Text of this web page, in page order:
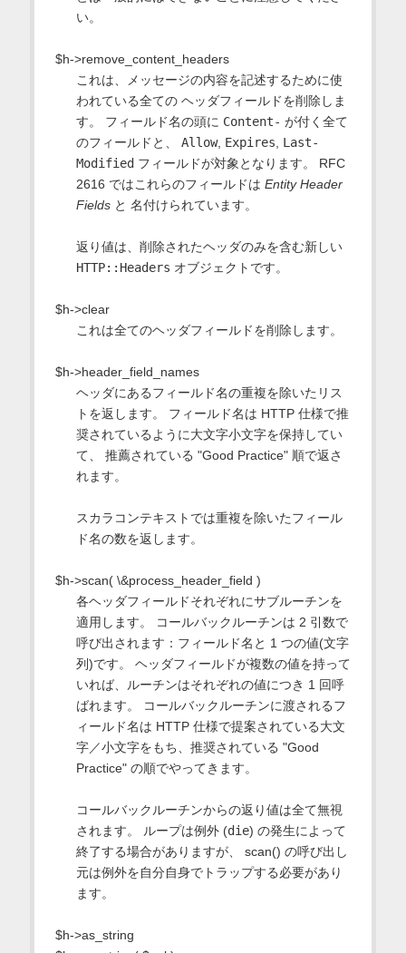
い。
$h->remove_content_headers
これは、メッセージの内容を記述するために使
われている全ての ヘッダフィールドを削除しま
す。 フィールド名の頭に Content- が付く全て
のフィールドと、 Allow, Expires
Last-
Modifiedフィールドが対象となります。 RFC
2616 ではこれらのフィールドは Entity Header
Fieldsと 名付けられています。
返り値は、削除されたヘッダのみを含む新しい
HTTP::Headers オブジェクトです。
$h->clear
これは全てのヘッダフィールドを削除します。
$h->header_field_names
ヘッダにあるフィールド名の重複を除いたリス
トを返します。 フィールド名は HTTP 仕様で推
奨されているように大文字小文字を保持してい
て、 推薦されている "Good Practice" 順で返さ
れます。
スカラコンテキストでは重複を除いたフィール
ド名の数を返します。
$h->scan( \&process_header_field )
各ヘッダフィールドそれぞれにサブルーチンを
適用します。 コールバックルーチンは 2 引数で
呼び出されます：フィールド名と 1 つの値(文字
列)です。 ヘッダフィールドが複数の値を持って
いれば、ルーチンはそれぞれの値につき 1 回呼
ばれます。 コールバックルーチンに渡されるフ
ィールド名は HTTP 仕様で提案されている大文
字／小文字をもち、推奨されている "Good
Practice" の順でやってきます。
コールバックルーチンからの返り値は全て無視
されます。 ループは例外 (die) の発生によって
終了する場合がありますが、 scan() の呼び出し
元は例外を自分自身でトラップする必要があり
ます。
$h->as_string